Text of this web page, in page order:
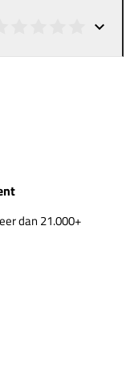
dan 21.000+